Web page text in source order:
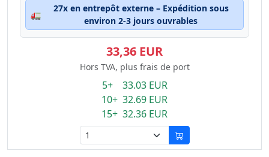
🚛
27x en entrepôt externe – Expédition sous
environ 2-3 jours ouvrables
33,36 EUR
Hors TVA, plus frais de port
5+ 33.03 EUR
10+ 32.69 EUR
15+ 32.36 EUR